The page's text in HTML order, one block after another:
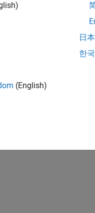
(English)
日本
한국